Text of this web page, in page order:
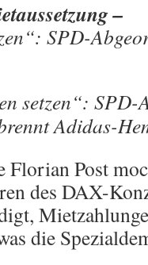
–
SPD-
Florian Post
des DAX-
die